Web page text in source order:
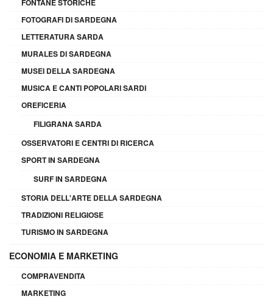
FONTANE STORICHE
FOTOGRAFI DI SARDEGNA
LETTERATURA SARDA
MURALES DI SARDEGNA
MUSEI DELLA SARDEGNA
MUSICA E CANTI POPOLARI SARDI
OREFICERIA
FILIGRANA SARDA
OSSERVATORI E CENTRI DI RICERCA
SPORT IN SARDEGNA
SURF IN SARDEGNA
STORIA DELL'ARTE DELLA SARDEGNA
TRADIZIONI RELIGIOSE
TURISMO IN SARDEGNA
ECONOMIA E MARKETING
COMPRAVENDITA
MARKETING